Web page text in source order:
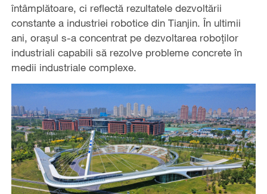
întâmplătoare, ci reflectă rezultatele dezvoltării
constante a industriei robotice din Tianjin. În ultimii
ani, orașul s-a concentrat pe dezvoltarea roboților
industriali capabili să rezolve probleme concrete în
medii industriale complexe.